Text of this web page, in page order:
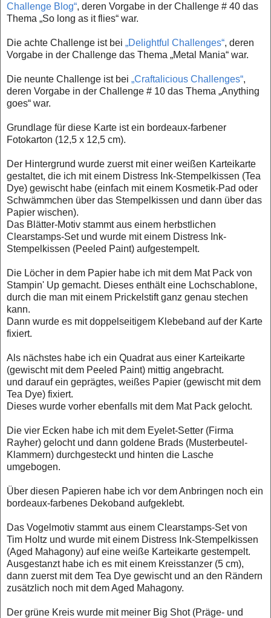
Challenge Blog“, deren Vorgabe in der Challenge # 40 das
Thema „So long as it flies“ war.
Die achte Challenge ist bei „Delightful Challenges“, deren
Vorgabe in der Challenge das Thema „Metal Mania“ war.
Die neunte Challenge ist bei „Craftalicious Challenges“,
deren Vorgabe in der Challenge # 10 das Thema „Anything
goes“ war.
Grundlage für diese Karte ist ein bordeaux-farbener
Fotokarton (12,5 x 12,5 cm).
Der Hintergrund wurde zuerst mit einer weißen Karteikarte
gestaltet, die ich mit einem Distress Ink-Stempelkissen (Tea
Dye) gewischt habe (einfach mit einem Kosmetik-Pad oder
Schwämmchen über das Stempelkissen und dann über das
Papier wischen).
Das Blätter-Motiv stammt aus einem herbstlichen
Clearstamps-Set und wurde mit einem Distress Ink-
Stempelkissen (Peeled Paint) aufgestempelt.
Die Löcher in dem Papier habe ich mit dem Mat Pack von
Stampin' Up gemacht. Dieses enthält eine Lochschablone,
durch die man mit einem Prickelstift ganz genau stechen
kann.
Dann wurde es mit doppelseitigem Klebeband auf der Karte
fixiert.
Als nächstes habe ich ein Quadrat aus einer Karteikarte
(gewischt mit dem Peeled Paint) mittig angebracht.
und darauf ein geprägtes, weißes Papier (gewischt mit dem
Tea Dye) fixiert.
Dieses wurde vorher ebenfalls mit dem Mat Pack gelocht.
Die vier Ecken habe ich mit dem Eyelet-Setter (Firma
Rayher) gelocht und dann goldene Brads (Musterbeutel-
Klammern) durchgesteckt und hinten die Lasche
umgebogen.
Über diesen Papieren habe ich vor dem Anbringen noch ein
bordeaux-farbenes Dekoband aufgeklebt.
Das Vogelmotiv stammt aus einem Clearstamps-Set von
Tim Holtz und wurde mit einem Distress Ink-Stempelkissen
(Aged Mahagony) auf eine weiße Karteikarte gestempelt.
Ausgestanzt habe ich es mit einem Kreisstanzer (5 cm),
dann zuerst mit dem Tea Dye gewischt und an den Rändern
zusätzlich noch mit dem Aged Mahagony.
Der grüne Kreis wurde mit meiner Big Shot (Präge- und